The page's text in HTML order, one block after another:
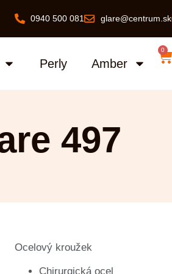
0940 500 081 glare@centrum.sk
Perly Amber
0
497
Ocelový kroužek
Chirurgická ocel